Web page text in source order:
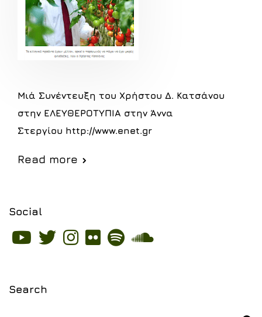
Μιά Συνέντευξη του Χρήστου Δ. Κατσάνου
στην ΕΛΕΥΘΕΡΟΤΥΠΙΑ στην Άννα
Στεργίου http://www.enet.gr
Read more
Social
Social
SocialSocialSocial
SocialSocial
Search